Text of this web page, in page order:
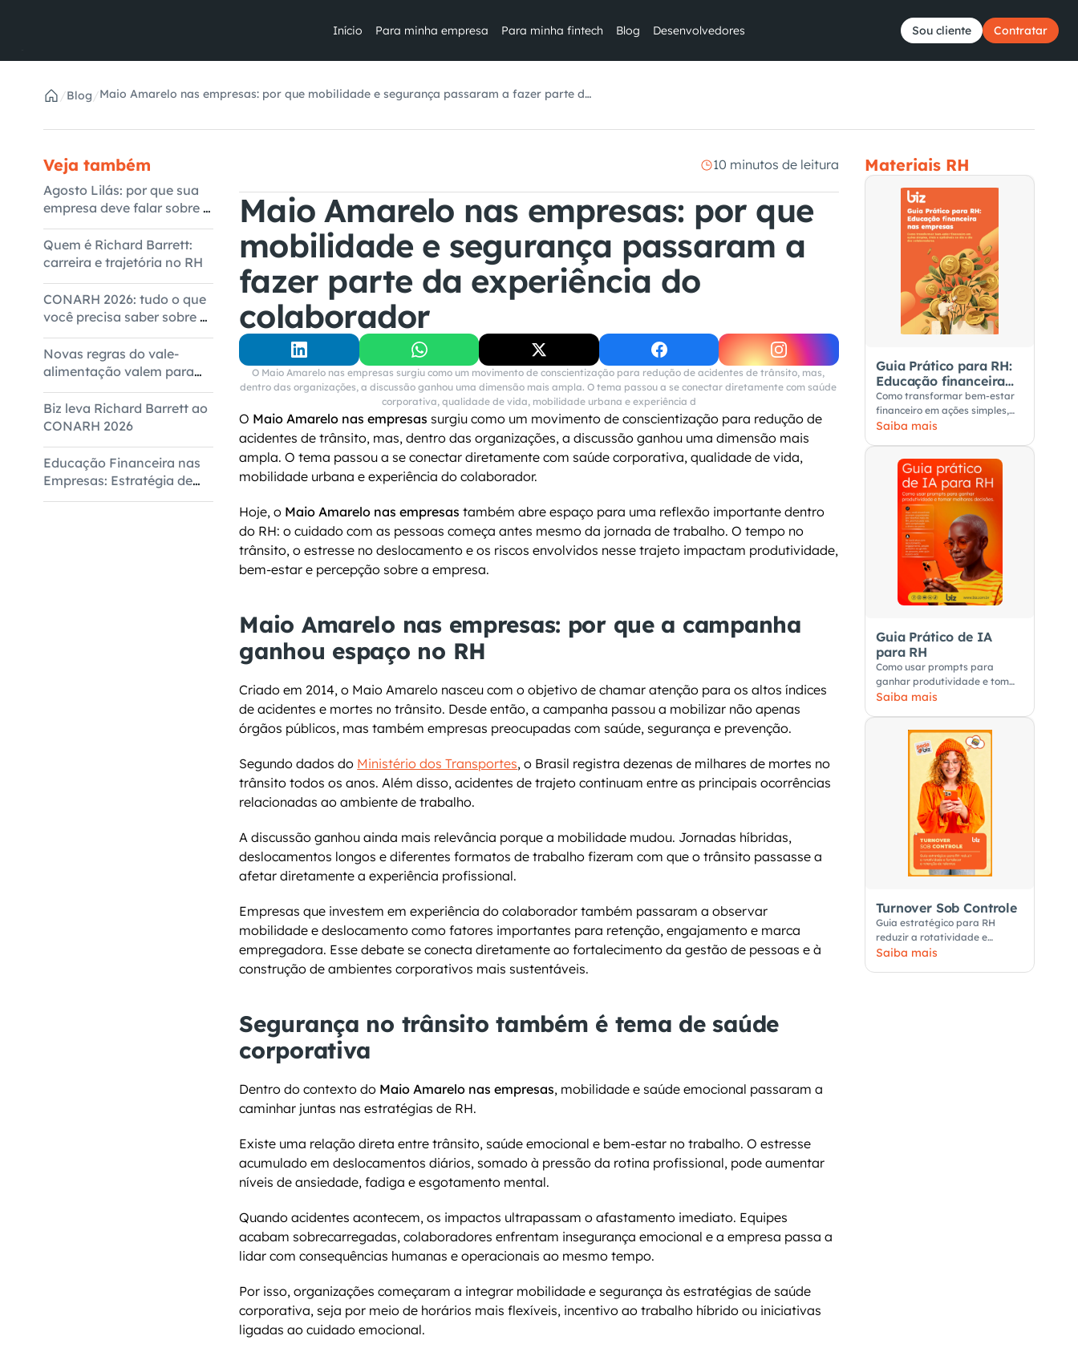
Início Para minha empresa Para minha fintech Blog Desenvolvedores Sou cliente Contratar
/Blog/Maio Amarelo nas empresas: por que mobilidade e segurança passaram a fazer parte da
Veja também
Agosto Lilás: por que sua
empresa deve falar sobre o
tema
Quem é Richard Barrett:
carreira e trajetória no RH
CONARH 2026: tudo o que
você precisa saber sobre o
evento
Novas regras do vale-
alimentação valem para
todas as empresas
Biz leva Richard Barrett ao
CONARH 2026
Educação Financeira nas
Empresas: Estratégia de
Bem-Estar Corporativo
10 minutos de leitura
Maio Amarelo nas empresas: por que
mobilidade e segurança passaram a
fazer parte da experiência do
colaborador
O Maio Amarelo nas empresas surgiu como um movimento de conscientização para redução de acidentes de trânsito, mas,
dentro das organizações, a discussão ganhou uma dimensão mais ampla. O tema passou a se conectar diretamente com saúde
corporativa, qualidade de vida, mobilidade urbana e experiência d
O Maio Amarelo nas empresas surgiu como um movimento de conscientização para redução de
acidentes de trânsito, mas, dentro das organizações, a discussão ganhou uma dimensão mais
ampla. O tema passou a se conectar diretamente com saúde corporativa, qualidade de vida,
mobilidade urbana e experiência do colaborador.
Hoje, o Maio Amarelo nas empresas também abre espaço para uma reflexão importante dentro
do RH: o cuidado com as pessoas começa antes mesmo da jornada de trabalho. O tempo no
trânsito, o estresse no deslocamento e os riscos envolvidos nesse trajeto impactam produtividade,
bem-estar e percepção sobre a empresa.
Maio Amarelo nas empresas: por que a campanha
ganhou espaço no RH
Criado em 2014, o Maio Amarelo nasceu com o objetivo de chamar atenção para os altos índices
de acidentes e mortes no trânsito. Desde então, a campanha passou a mobilizar não apenas
órgãos públicos, mas também empresas preocupadas com saúde, segurança e prevenção.
Segundo dados do Ministério dos Transportes, o Brasil registra dezenas de milhares de mortes no
trânsito todos os anos. Além disso, acidentes de trajeto continuam entre as principais ocorrências
relacionadas ao ambiente de trabalho.
A discussão ganhou ainda mais relevância porque a mobilidade mudou. Jornadas híbridas,
deslocamentos longos e diferentes formatos de trabalho fizeram com que o trânsito passasse a
afetar diretamente a experiência profissional.
Empresas que investem em experiência do colaborador também passaram a observar
mobilidade e deslocamento como fatores importantes para retenção, engajamento e marca
empregadora. Esse debate se conecta diretamente ao fortalecimento da gestão de pessoas e à
construção de ambientes corporativos mais sustentáveis.
Segurança no trânsito também é tema de saúde
corporativa
Dentro do contexto do Maio Amarelo nas empresas, mobilidade e saúde emocional passaram a
caminhar juntas nas estratégias de RH.
Existe uma relação direta entre trânsito, saúde emocional e bem-estar no trabalho. O estresse
acumulado em deslocamentos diários, somado à pressão da rotina profissional, pode aumentar
níveis de ansiedade, fadiga e esgotamento mental.
Quando acidentes acontecem, os impactos ultrapassam o afastamento imediato. Equipes
acabam sobrecarregadas, colaboradores enfrentam insegurança emocional e a empresa passa a
lidar com consequências humanas e operacionais ao mesmo tempo.
Por isso, organizações começaram a integrar mobilidade e segurança às estratégias de saúde
corporativa, seja por meio de horários mais flexíveis, incentivo ao trabalho híbrido ou iniciativas
ligadas ao cuidado emocional.
Materiais RH
Guia Prático para RH:
Educação financeira
nas empresas
Como transformar bem-estar
financeiro em ações simples,
úteis e aplicáveis no dia a dia
Saiba mais
Guia Prático de IA
para RH
Como usar prompts para
ganhar produtividade e tomar
melhores decisões
Saiba mais
Turnover Sob Controle
Guia estratégico para RH
reduzir a rotatividade e
fortalecer a retenção de
Saiba mais